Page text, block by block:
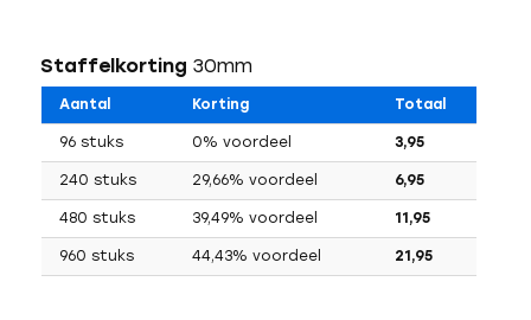
Staffelkorting 30mm
Aantal Korting Totaal
96 stuks 0% voordeel 3,95
240 stuks 29,66% voordeel 6,95
480 stuks 39,49% voordeel 11,95
960 stuks 44,43% voordeel 21,95